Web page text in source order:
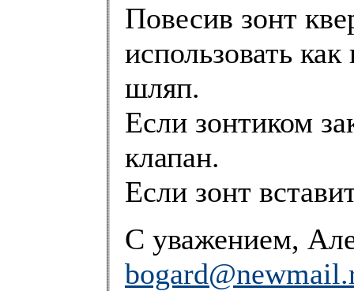
Повесив зонт
использовать
шляп.
Если зонтиком
клапан.
Если зонт
С уважением,